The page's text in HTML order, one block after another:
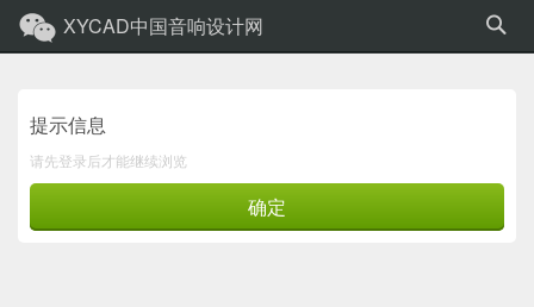
XYCAD中国音响设计网
提示信息
请先登录后才能继续浏览
确定